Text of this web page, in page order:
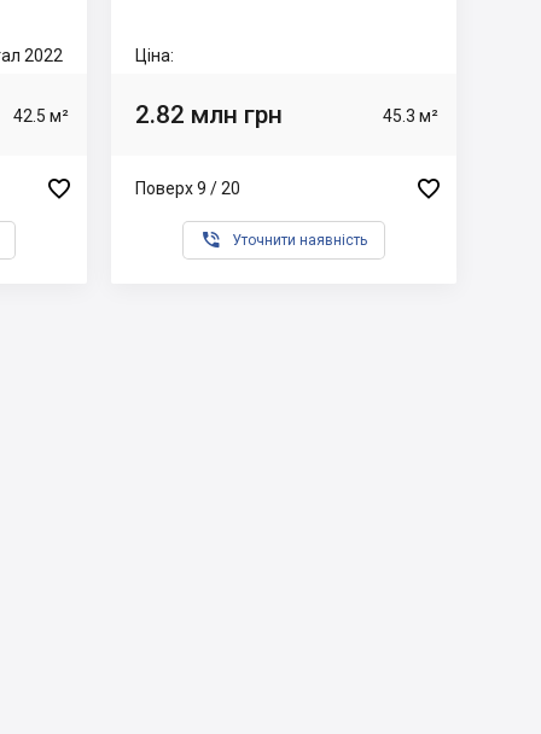
2022
42.5 м²

Ціна:
2.82 млн грн 45.3 м²
Поверх 9 / 20 
 Уточнити наявність